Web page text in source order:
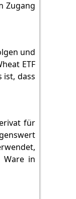
Zugang
und
ETF
ist, dass
für
Ware in